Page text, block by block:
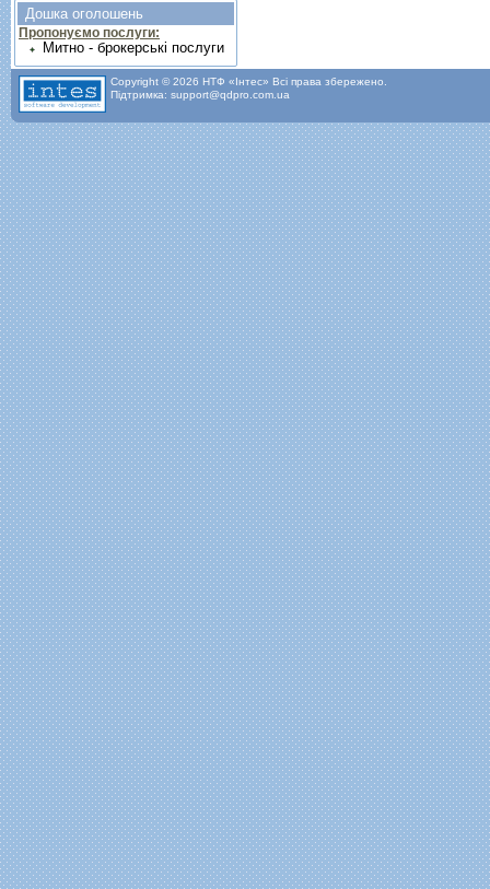
Дошка оголошень
Пропонуємо послуги:
Митно - брокерські послуги
Copyright © 2026 НТФ «Інтес» Всі права збережено.
Підтримка: support@qdpro.com.ua